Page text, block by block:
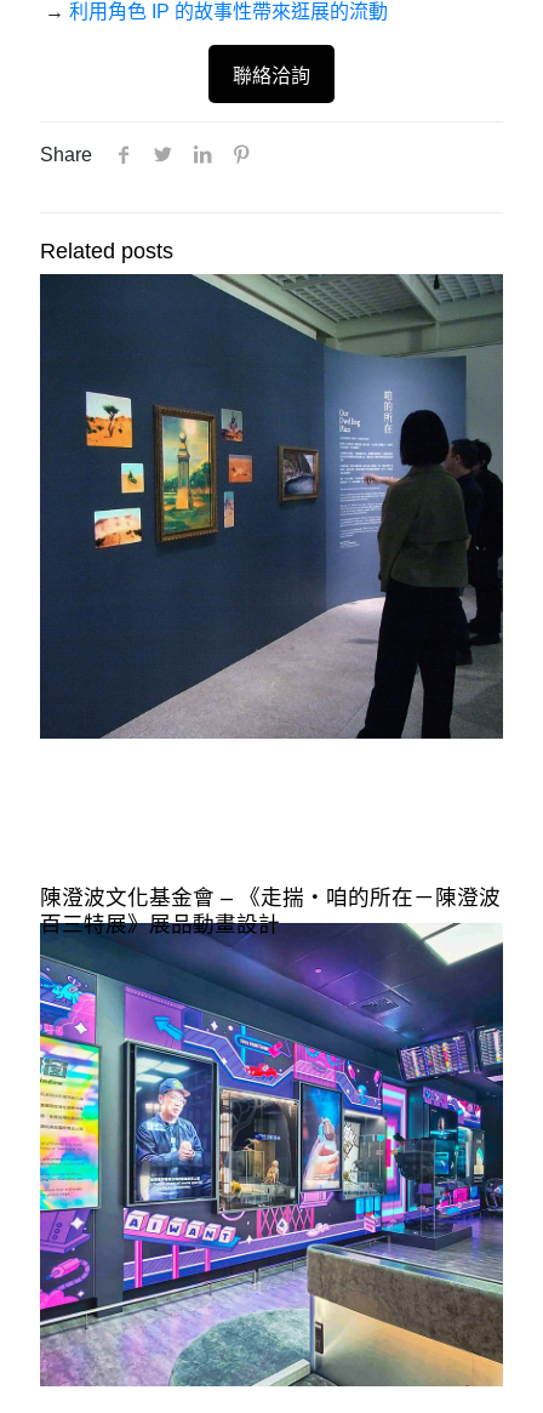
→ 利用角色 IP 的故事性帶來逛展的流動
聯絡洽詢
Share
Related posts
陳澄波文化基金會 – 《走揣・咱的所在－陳澄波
百三特展》展品動畫設計